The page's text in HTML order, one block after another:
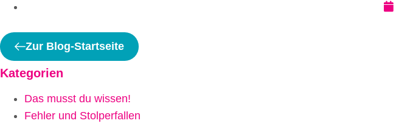
Zur Blog-Startseite
Kategorien
Das musst du wissen!
Fehler und Stolperfallen